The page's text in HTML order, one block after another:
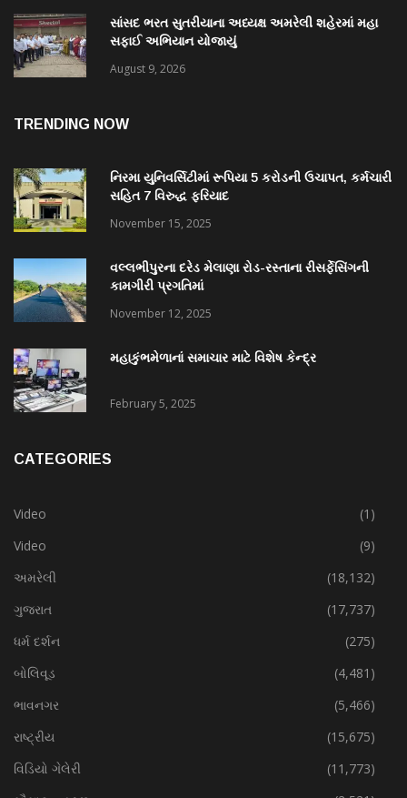
સાંસદ ભરત સુતરીયાના અધ્યક્ષ અમરેલી શહેરમાં મહા
સફાઈ અભિયાન યોજાયું
August 9, 2026
TRENDING NOW
નિરમા યુનિવર્સિટીમાં રૂપિયા 5 કરોડની ઉચાપત, કર્મચારી
સહિત 7 વિરુદ્ધ ફરિયાદ
November 15, 2025
વલ્લભીપુરના દરેડ મેલાણા રોડ-રસ્તાના રીસર્ફેસિંગની
કામગીરી પ્રગતિમાં
November 12, 2025
મહાકુંભમેળાનાં સમાચાર માટે વિશેષ કેન્દ્ર
February 5, 2025
CATEGORIES
Video
(1)
Video
(9)
અમરેલી
(18,132)
ગુજરાત
(17,737)
ધર્મ દર્શન
(275)
બોલિવૂડ
(4,481)
ભાવનગર
(5,466)
રાષ્ટ્રીય
(15,675)
વિડિયો ગેલેરી
(11,773)